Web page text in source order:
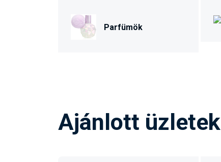
Parfümök
Ajánlott üzletek